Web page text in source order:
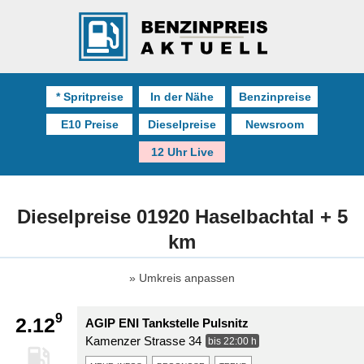
* Spritpreise In der Nähe Benzinpreise
E10 Preise Dieselpreise Newsroom
12 Uhr Live
Dieselpreise 01920 Haselbachtal + 5
km
Umkreis anpassen
2.129
AGIP ENI Tankstelle Pulsnitz
Kamenzer Strasse 34
bis 22:00 h